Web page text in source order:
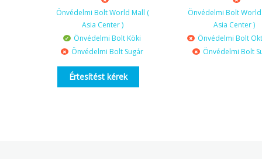
Önvédelmi Bolt World Mall (
Asia Center )
Önvédelmi Bolt Köki
Önvédelmi Bolt Sugár
Értesítést kérek
Önvédelmi Bolt
Asia Center )
Önvédelmi Bolt
Önvédelmi Bolt